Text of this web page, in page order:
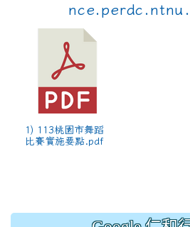
1) 113桃園市舞蹈
比賽實施要點.pdf